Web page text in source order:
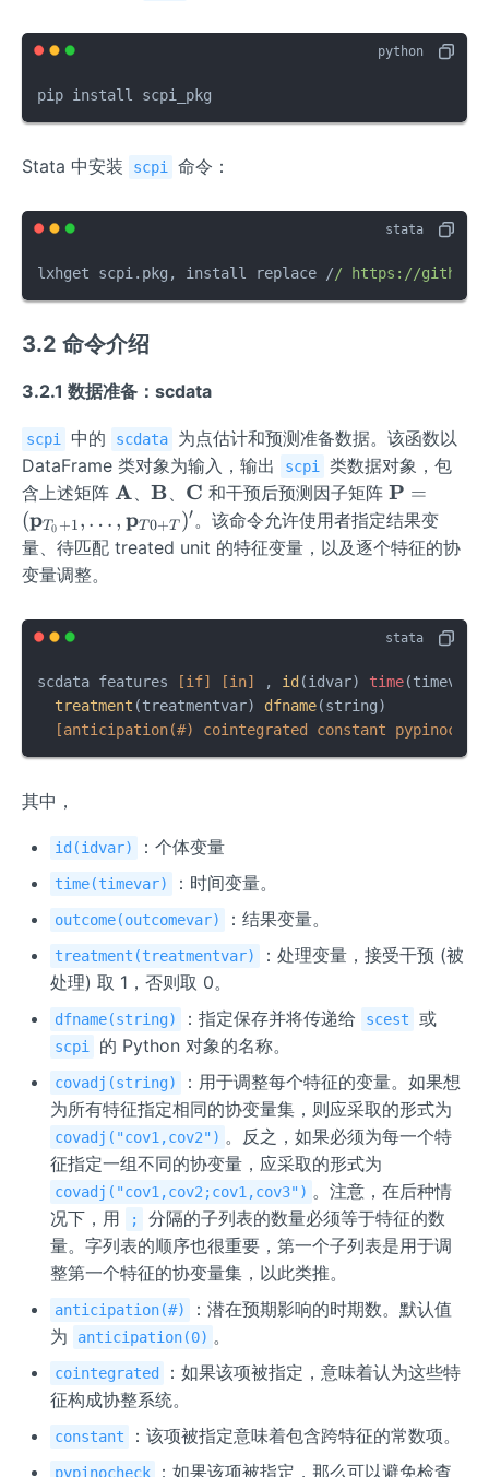
hrm
{U}}
deha
t{Y}
_{1
T}
(0)\r
ight]
pip install scpi_pkg
Stata 中安装 scpi 命令：
lxhget scpi.pkg, install replace // https://
3.2 命令介绍
3.2.1 数据准备：scdata
scpi 中的 scdata
为点估计和预测准备数据。该函数以
DataFrame 类对象为输入，输出
scpi
类数据对象，包
含上述矩阵 \m
ath
bf
A
\m
ath
bf
B
\m
ath
bf
C 和干预后预测因子矩阵 \ma
thbf
{P}
athb
f{p}
_0+
1},\l
dot
s,\m
{\pr
ime}
P =
(pT0 +1, … , pT0+T )′ 。该命令允许使用者指定结果变
量、待匹配 treated unit 的特征变量，以及逐个特征的协
变量调整。
scdata features [if] [in] , id (idvar) time
treatment (treatmentvar) dfname(string)
[anticipation(#) cointegrated constant
其中，
id(idvar) ：个体变量
time(timevar) ：时间变量。
outcome(outcomevar) ：结果变量。
treatment(treatmentvar)
：处理变量，接受干预 (被
处理) 取 1，否则取 0。
dfname(string) ：指定保存并将传递给 scest 或
scpi 的 Python 对象的名称。
covadj(string)
：用于调整每个特征的变量。如果想
为所有特征指定相同的协变量集，则应采取的形式为
covadj("cov1,cov2") 。反之，如果必须为每一个特
征指定一组不同的协变量，应采取的形式为
covadj("cov1,cov2;cov1,cov3") 。注意，在后种情
况下，用
;
分隔的子列表的数量必须等于特征的数
量。字列表的顺序也很重要，第一个子列表是用于调
整第一个特征的协变量集，以此类推。
anticipation(#)
：潜在预期影响的时期数。默认值
为
anticipation(0) 。
cointegrated
：如果该项被指定，意味着认为这些特
征构成协整系统。
constant ：该项被指定意味着包含跨特征的常数项。
pypinocheck ：如果该项被指定，那么可以避免检查